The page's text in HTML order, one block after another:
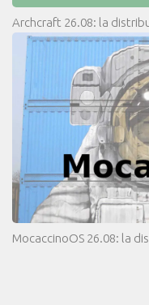
Archcraft 26.08: la
MocaccinoOS 26.08: la